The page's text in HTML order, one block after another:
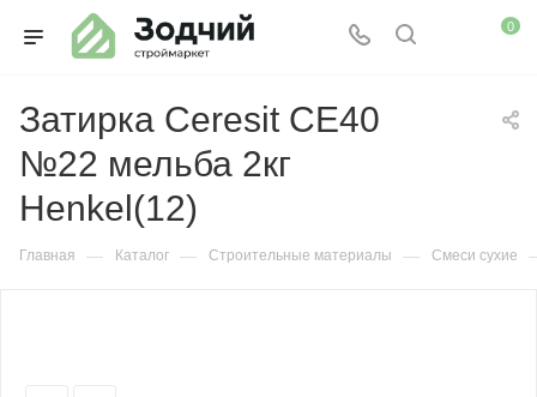
0
Затирка Ceresit СЕ40
№22 мельба 2кг
Henkel(12)
Главная — Каталог — Строительные материалы — Смеси сухие